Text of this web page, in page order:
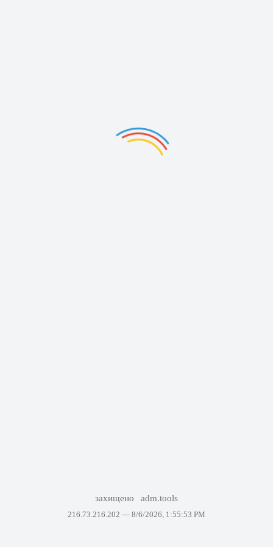
захищено adm.tools
216.73.216.202 — 8/6/2026, 1:55:53 PM